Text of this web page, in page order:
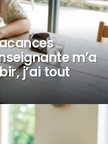
m’a
j’ai tout